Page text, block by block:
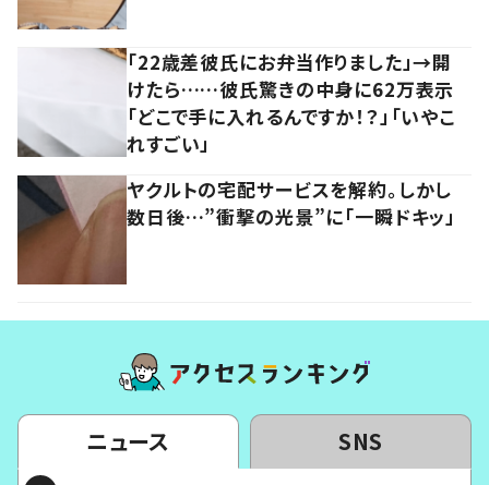
「22歳差彼氏にお弁当作りました」→開
けたら……彼氏驚きの中身に62万表示
「どこで手に入れるんですか！？」「いやこ
れすごい」
ヤクルトの宅配サービスを解約。しかし
数日後…”衝撃の光景”に「一瞬ドキッ」
ニュース SNS